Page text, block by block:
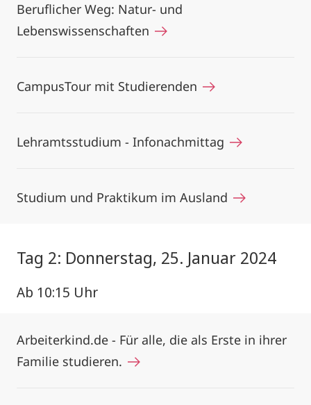
Beruflicher Weg: Natur- und
Lebenswissenschaften
CampusTour mit Studierenden
Lehramtsstudium - Infonachmittag
Studium und Praktikum im Ausland
Tag 2: Donnerstag, 25. Januar 2024
Ab 10:15 Uhr
Arbeiterkind.de - Für alle, die als Erste in ihrer
Familie studieren.